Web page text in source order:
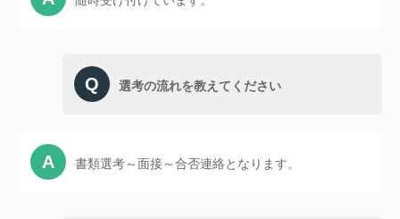
選考の流れを教えてください
書類選考～面接～合否連絡となります。